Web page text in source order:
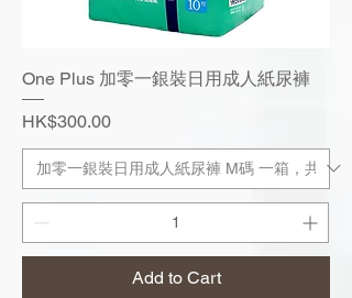
One Plus 加零一銀裝日用成人紙尿褲
Price
HK$300.00
Add to Cart